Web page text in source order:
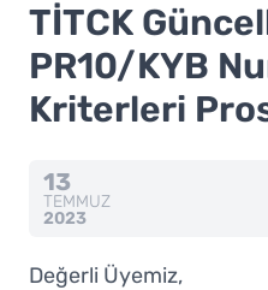
TİTCK
PR10/KYB
Kriterleri
13
TEMMUZ
2023
Değerli Üyemiz,